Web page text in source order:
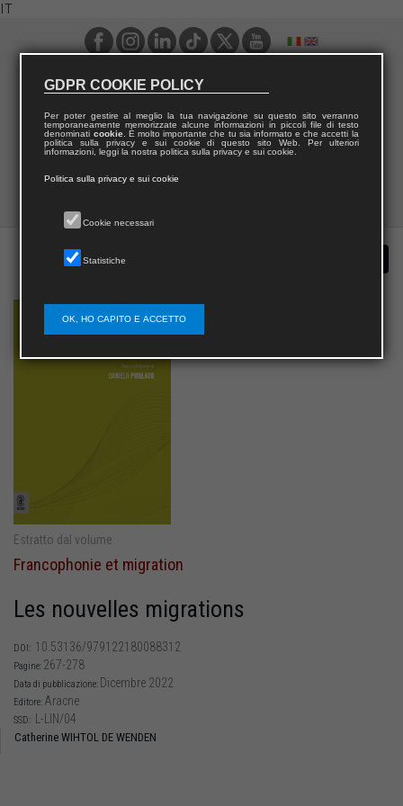
IT
Estratto dal volume
Francophonie et migration
Les nouvelles migrations
DOI: 10.53136/979122180088312
Pagine: 267-278
Data di pubblicazione: Dicembre 2022
Editore: Aracne
SSD: L-LIN/04
Catherine WIHTOL DE WENDEN
GDPR COOKIE POLICY
Per poter gestire al meglio la tua navigazione su questo sito verranno
temporaneamente memorizzate alcune informazioni in piccoli file di testo
denominati cookie. È molto importante che tu sia informato e che accetti la
politica sulla privacy e sui cookie di questo sito Web. Per ulteriori
informazioni, leggi la nostra politica sulla privacy e sui cookie.
Politica sulla privacy e sui cookie
Cookie necessari
Statistiche
OK, HO CAPITO E ACCETTO